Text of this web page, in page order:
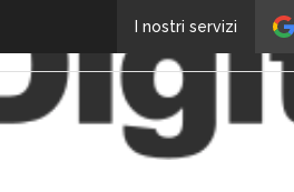
I nostri servizi